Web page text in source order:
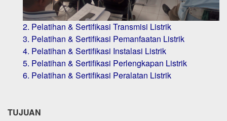
2. Pelatihan & Sertifikasi Transmisi Listrik
3. Pelatihan & Sertifikasi Pemanfaatan Listrik
4. Pelatihan & Sertifikasi Instalasi Listrik
5. Pelatihan & Sertifikasi Perlengkapan Listrik
6. Pelatihan & Sertifikasi Peralatan Listrik
TUJUAN